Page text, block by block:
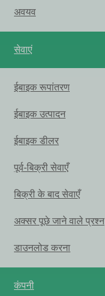
अवयव
सेवाएं
ईबाइक रूपांतरण
ईबाइक उत्पादन
ईबाइक डीलर
पूर्व-बिक्री सेवाएँ
बिक्री के बाद सेवाएँ
अक्सर पूछे जाने वाले प्रश्न
डाउनलोड करना
कंपनी